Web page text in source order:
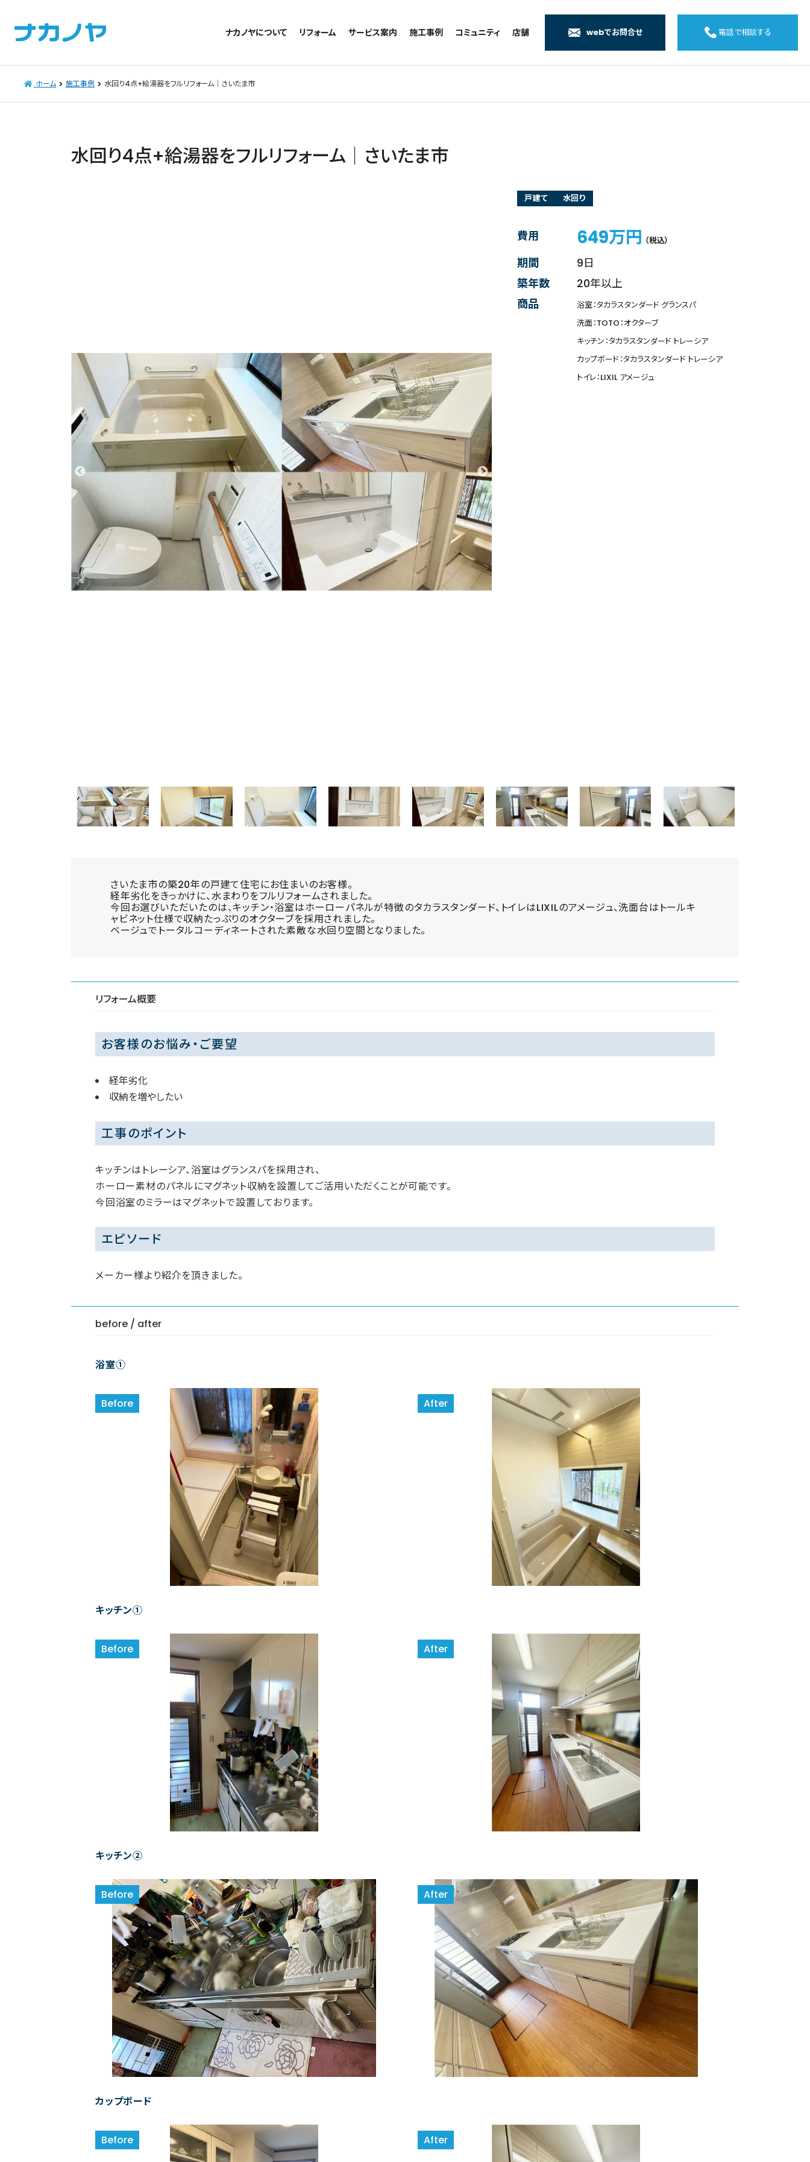
ナカノヤについて リフォーム
お風呂のリフォーム
洗面台のリフォーム
内装のリフォーム
水回りのリフォーム
サービス案内
相談室・よくある質問
施工事例
トイレの施工事例
キッチンの施工事例
コミュニティ
アルブル通信
ブログ
店舗
墨田店
日本橋店
webでお問合せ 電話で相談する
ホーム 施工事例 水回り4点+給湯器をフルリフォーム｜さいたま市
水回り4点+給湯器をフルリフォーム｜さいたま市
戸建て 水回り
費用 649万円 （税込）
期間
9日
築年数
20年以上
商品
浴室：タカラスタンダード グランスパ
洗面：TOTO：オクターブ
キッチン：タカラスタンダード トレーシア
カップボード：タカラスタンダード トレーシア
トイレ：LIXIL アメージュ
さいたま市の築20年の戸建て住宅にお住まいのお客様。
経年劣化をきっかけに、水まわりをフルリフォームされました。
今回お選びいただいたのは、キッチン・浴室はホーローパネルが特徴のタカラスタンダード、トイレはLIXILのアメージュ、洗面台はトールキ
ャビネット仕様で収納たっぷりのオクターブを採用されました。
ベージュでトータルコーディネートされた素敵な水回り空間となりました。
リフォーム概要
お客様のお悩み・ご要望
経年劣化
収納を増やしたい
工事のポイント
キッチンはトレーシア、浴室はグランスパを採用され、
ホーロー素材のパネルにマグネット収納を設置してご活用いただくことが可能です。
今回浴室のミラーはマグネットで設置しております。
エピソード
メーカー様より紹介を頂きました。
before / after
浴室①
キッチン①
キッチン②
カップボード